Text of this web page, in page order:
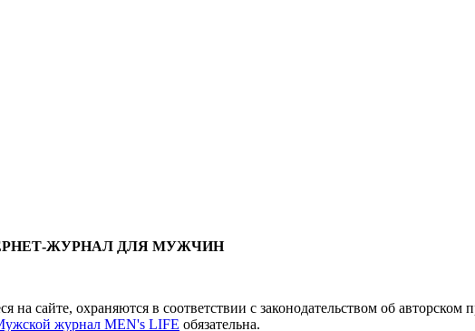
ЖУРНАЛ ДЛЯ МУЖЧИН
на сайте, охраняются в соответствии с законодательством об
журнал MEN's LIFE обязательна.